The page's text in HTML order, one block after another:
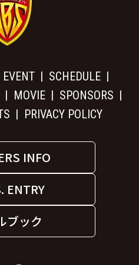
EVENT
SCHEDULE
MOVIE
SPONSORS
PRIVACY POLICY
INFO
ENTRY
ブック